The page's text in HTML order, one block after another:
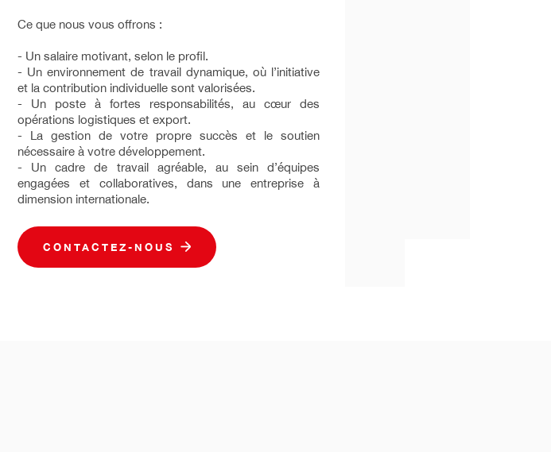
Ce que nous vous offrons :
- Un salaire motivant, selon le profil.
- Un environnement de travail dynamique, où l’initiative
et la contribution individuelle sont valorisées.
- Un poste à fortes responsabilités, au cœur des
opérations logistiques et export.
- La gestion de votre propre succès et le soutien
nécessaire à votre développement.
- Un cadre de travail agréable, au sein d’équipes
engagées et collaboratives, dans une entreprise à
dimension internationale.
CONTACTEZ-NOUS